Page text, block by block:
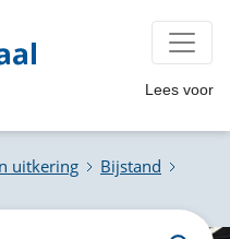
Lees voor
uitkering
Bijstand